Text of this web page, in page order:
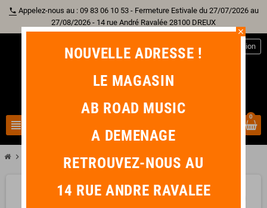
phone Appelez-nous au : 09 83 06 10 53 - Fermeture Estivale du 27/07/2026 au
27/08/2026 - 14 rue André Ravalée 28100 DREUX
view_headline
Connexion
0
chevron_right Cymbale chevron_rightHi-Hatchevron_right SABIAN B8X Hi-Hat 14"
close
NOUVELLE ADRESSE !
LE MAGASIN
AB ROAD MUSIC
A DEMENAGE
RETROUVEZ-NOUS AU
14 RUE ANDRE RAVALEE